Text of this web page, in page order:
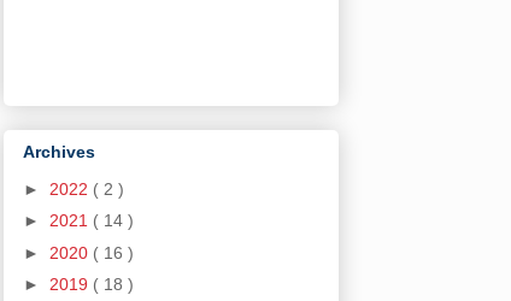
Archives
► 2022 ( 2 )
► 2021 ( 14 )
► 2020 ( 16 )
► 2019 ( 18 )